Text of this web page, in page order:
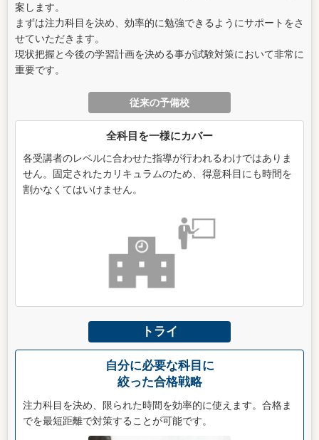
案します。
まずは注力科目を決め、効率的に勉強できるようにサポートをさ
せていただきます。
現状把握と今後の学習計画を決める事が試験対策において非常に
重要です。
従来の予備校
全科目を一様にカバー
各受講者のレベルに合わせた指導が行われるわけではありま
せん。固定されたカリキュラムのため、得意科目にも時間を
割かなくてはいけません。
トライ
自分に必要な科目に
絞った合格戦略
注力科目を決め、限られた時間を効率的に使えます。合格ま
でを最短距離で対策することが可能です。